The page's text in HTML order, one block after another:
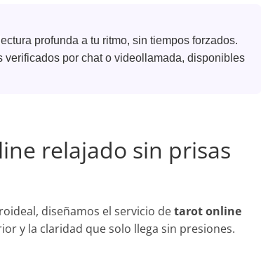
profunda a tu ritmo, sin tiempos forzados.
verificados por chat o videollamada, disponibles
relajado sin prisas
diseñamos el servicio detarot online
y la claridad que solo llega sin presiones.